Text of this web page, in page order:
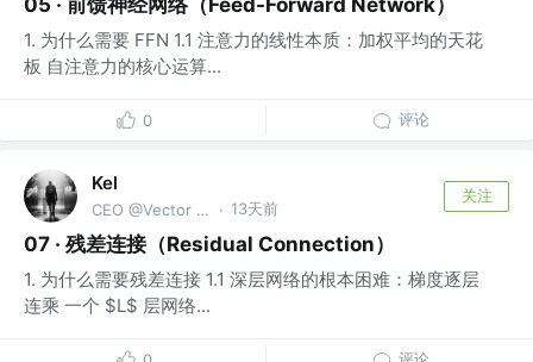
05 · 前馈神经网络（Feed-Forward Network）
1. 为什么需要 FFN 1.1 注意力的线性本质：加权平均的天花
板 自注意力的核心运算...
0 评论
Kel
CEO @Vector Trek · 13天前
关注
07 · 残差连接（Residual Connection）
1. 为什么需要残差连接 1.1 深层网络的根本困难：梯度逐层
连乘 一个 $L$ 层网络...